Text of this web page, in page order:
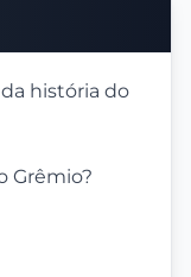
história do
Grêmio?